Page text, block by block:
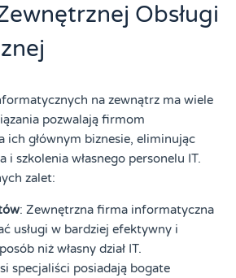
Obsługi
na zewnątrz ma wiele
pozwalają firmom
ich głównym biznesie, eliminując
i szkolenia własnego personelu IT.
zalet:
: Zewnętrzna firma informatyczna
usługi w bardziej efektywny i
niż własny dział IT.
specjaliści posiadają bogate